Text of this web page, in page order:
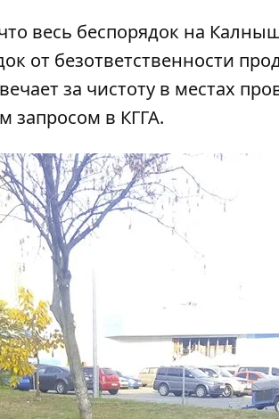
весь беспорядок на
от безответственности
за чистоту в местах
запросом в КГГА.